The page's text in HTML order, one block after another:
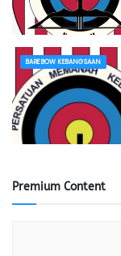
BAREBOW KEBANGSAAN
Premium Content